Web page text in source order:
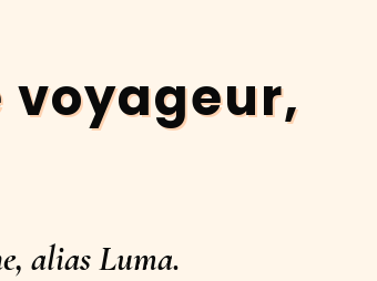
voyageur,
alias Luma.